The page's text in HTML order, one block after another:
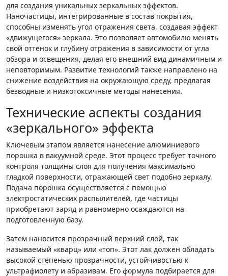
для создания уникальных зеркальных эффектов.
Наночастицы, интегрированные в состав покрытия,
способны изменять угол отражения света, создавая эффект
«движущегося» зеркала. Это позволяет автомобилю менять
свой оттенок и глубину отражения в зависимости от угла
обзора и освещения, делая его внешний вид динамичным и
неповторимым. Развитие технологий также направлено на
снижение воздействия на окружающую среду, предлагая
безводные и низкотоксичные методы нанесения.
Технические аспекты создания
«зеркального» эффекта
Ключевым этапом является нанесение алюминиевого
порошка в вакуумной среде. Этот процесс требует точного
контроля толщины слоя для получения максимально
гладкой поверхности, отражающей свет подобно зеркалу.
Подача порошка осуществляется с помощью
электростатических распылителей, где частицы
приобретают заряд и равномерно осаждаются на
подготовленную базу.
Затем наносится прозрачный верхний слой, так
называемый «кварц» или «топ». Этот лак должен обладать
высокой степенью прозрачности, устойчивостью к
ультрафиолету и абразивам. Его формула подбирается для